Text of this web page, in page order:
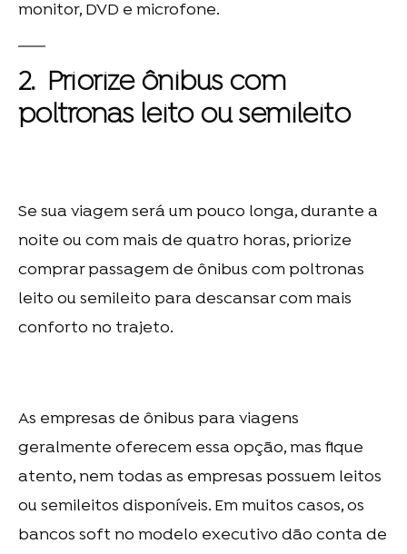
monitor, DVD e microfone.
2. Priorize ônibus com
poltronas leito ou semileito
Se sua viagem será um pouco longa, durante a
noite ou com mais de quatro horas, priorize
comprar passagem de ônibus com poltronas
leito ou semileito para descansar com mais
conforto no trajeto.
As empresas de ônibus para viagens
geralmente oferecem essa opção, mas fique
atento, nem todas as empresas possuem leitos
ou semileitos disponíveis. Em muitos casos, os
bancos soft no modelo executivo dão conta de